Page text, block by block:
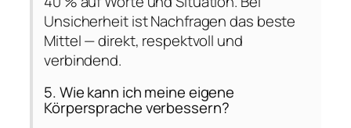
Unsicherheit ist Nachfragen das beste
Mittel — direkt, respektvoll und
verbindend.
5. Wie kann ich meine eigene
Körpersprache verbessern?